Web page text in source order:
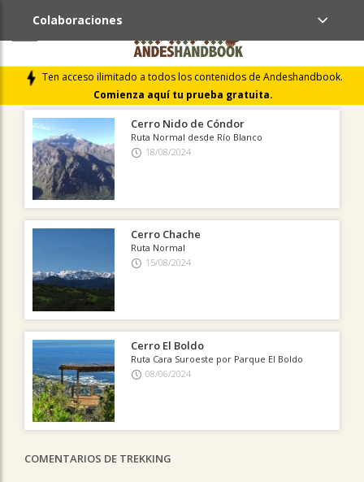
Ten acceso ilimitado a todos los contenidos de Andeshandbook.
Comienza aquí tu prueba gratuita.
Colaboraciones
ÚLTIMAS COLABORACIONES PUBLICADAS
LIBROS DE CUMBRES
Cerro Nido de Cóndor
Ruta Normal desde Río Blanco
18/08/2024
Cerro Chache
Ruta Normal
15/08/2024
Cerro El Boldo
Ruta Cara Suroeste por Parque El Boldo
08/06/2024
COMENTARIOS DE TREKKING